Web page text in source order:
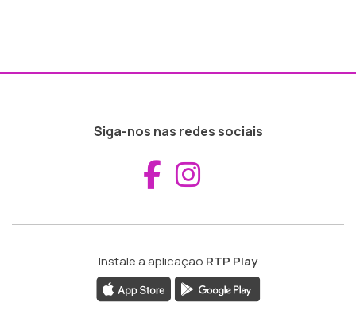
Siga-nos nas redes sociais
Aceder ao
Instale a aplicação RTP Play